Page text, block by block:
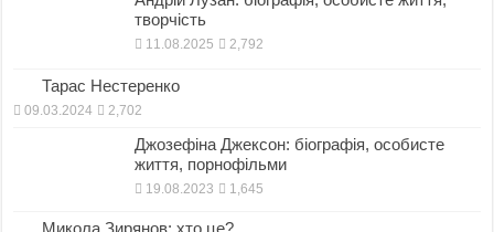
творчість
11.08.2025 2,792
Тарас Нестеренко
09.03.2024 2,702
Джозефіна Джексон: біографія, особисте
життя, порнофільми
19.08.2023 1,645
Микола Зирянов: хто це?